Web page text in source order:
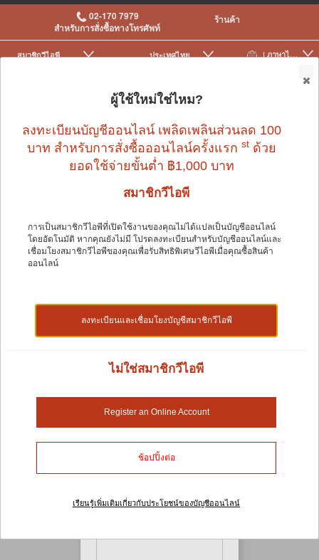
02-170 7979
สำหรับการสั่งซื้อทางโทรศัพท์
ร้านค้า
| ภาษาไทย
ประเทศไทย
สมาชิกวีไอพี
|
กรงนกและอุปกรณ์เสริม> คอนและบันได
นก
Shop by:
นกเป็นสิ่งมีชีวิตที่กระตือรือร้น พวกเขาชอบที่จะขยับ ปีนและกางปีก
และบินไปรอบๆ
และด้วยคอนและบันไดที่หลากหลายของเรา คุณสามารถกำหนด
ผู้ใช้ใหม่ใช่ไหม?
ลงทะเบียนบัญชีออนไลน์ เพลิดเพลินส่วนลด 100
บาท สำหรับการสั่งซื้อออนไลน์ครั้งแรกst ด้วย
ยอดใช้จ่ายขั้นต่ำ ฿1,000 บาท
สมาชิกวีไอพี
การเป็นสมาชิกวีไอพีที่เปิดใช้งานของคุณไม่ได้แปลเป็นบัญชีออนไลน์
โดยอัตโนมัติ หากคุณยังไม่มี โปรดลงทะเบียนสำหรับบัญชีออนไลน์และ
เชื่อมโยงสมาชิกวีไอพีของคุณเพื่อรับสิทธิพิเศษวีไอพีเมื่อคุณซื้อสินค้า
ออนไลน์
ลงทะเบียนและเชื่อมโยงบัญชีสมาชิกวีไอพี
ไม่ใช่สมาชิกวีไอพี
Register an Online Account
ช้อปปิ้งต่อ
เรียนรู้เพิ่มเติมเกี่ยวกับประโยชน์ของบัญชีออนไลน์